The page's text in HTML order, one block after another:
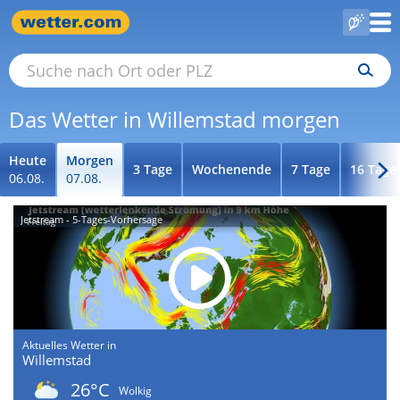
Das Wetter in Willemstad morgen
Heute
06.08.
Morgen
07.08.
3 Tage Wochenende 7 Tage 16 Tage
Jetstream - 5-Tages-Vorhersage
Aktuelles Wetter in
Willemstad
26°C
Wolkig